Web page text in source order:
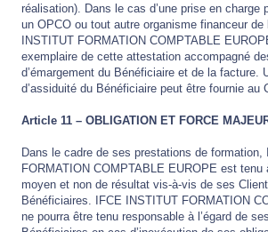
réalisation). Dans le cas d’une prise en charge
un OPCO ou tout autre organisme financeur
INSTITUT FORMATION COMPTABLE
exemplaire de cette attestation accompagné
d’émargement du Bénéficiaire et de la facture.
d’assiduité du Bénéficiaire peut être fournie au
Article 11 – OBLIGATION ET FORCE
Dans le cadre de ses prestations de formation,
FORMATION COMPTABLE EUROPE est tenu
moyen et non de résultat vis-à-vis de ses
Bénéficiaires. IFCE INSTITUT FORMATION
ne pourra être tenu responsable à l’égard de